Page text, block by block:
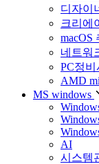
디자이
크리에
macOS
네트워
PC정
AMD
MS windows
AI
시스템